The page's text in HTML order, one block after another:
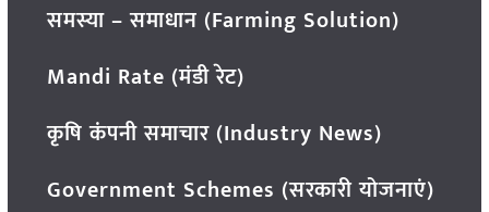
समस्या – समाधान (Farming Solution)
Mandi Rate (मंडी रेट)
कृषि कंपनी समाचार (Industry News)
Government Schemes (सरकारी योजनाएं)